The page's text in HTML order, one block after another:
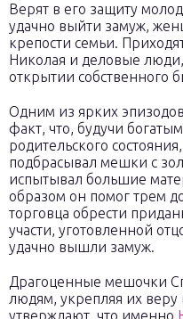
Верят в его защиту
удачно выйти замуж,
крепости семьи.
Николая и деловые
открытии собственного
Одним из ярких
факт, что, будучи
родительского
подбрасывал мешки с
испытывал большие
образом он помог трем
торговца обрести
участи, уготовленной
удачно вышли замуж.
Драгоценные мешочки
людям, укрепляя их веру
утверждают, что именно